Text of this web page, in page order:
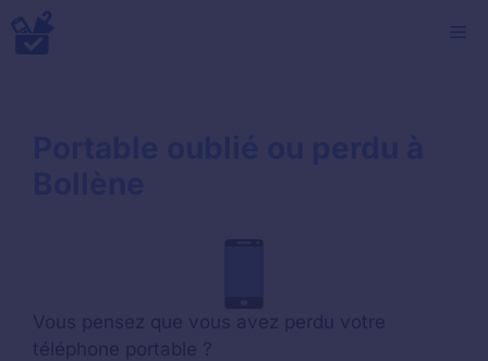
Aller
au
Vous pensez que vous avez perdu votre
téléphone portable ?